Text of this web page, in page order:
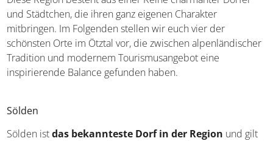
Diese Region besteht aus einer Reihe charmanter Dörfer
und Städtchen, die ihren ganz eigenen Charakter
mitbringen. Im Folgenden stellen wir euch vier der
schönsten Orte im Ötztal vor, die zwischen
alpenländischer Tradition und modernem
Tourismusangebot eine inspirierende Balance gefunden
Sölden